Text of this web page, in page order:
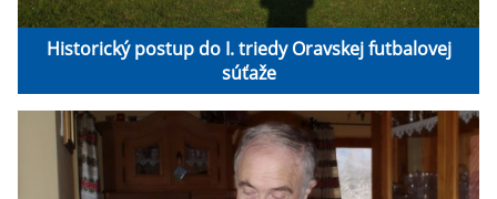
Historický postup do I. triedy Oravskej futbalovej
súťaže